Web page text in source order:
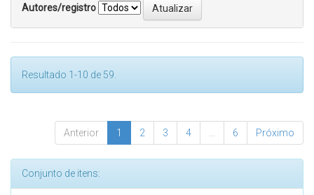
Autores/registro
Resultado 1-10 de 59.
Anterior 1 2 3 4 ... 6 Próximo
Conjunto de itens: